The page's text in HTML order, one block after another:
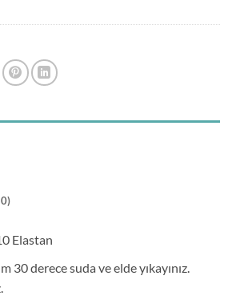
Elastan
30 derece suda ve elde yıkayınız.